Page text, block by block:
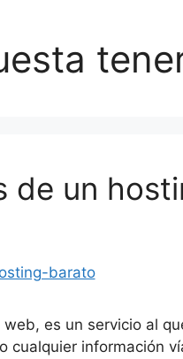
de un
es un servicio al
cualquier información